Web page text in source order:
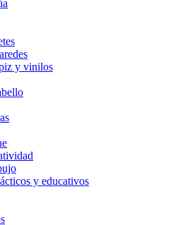
y vinilos
y educativos